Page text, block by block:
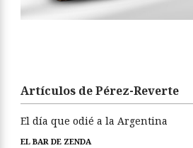
Artículos de Pérez-Reverte
El día que odié a la Argentina
EL BAR DE ZENDA